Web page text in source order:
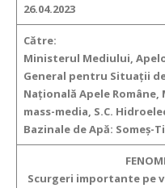
26.04.2023
Către:
Ministerul Mediului,
General pentru Situaţii
Naţională Apele
mass-media, S.C.
Bazinale de Apă: Someş-
Scurgeri importante pe